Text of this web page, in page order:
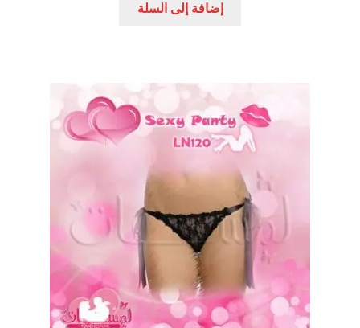
إضافة إلى السلة